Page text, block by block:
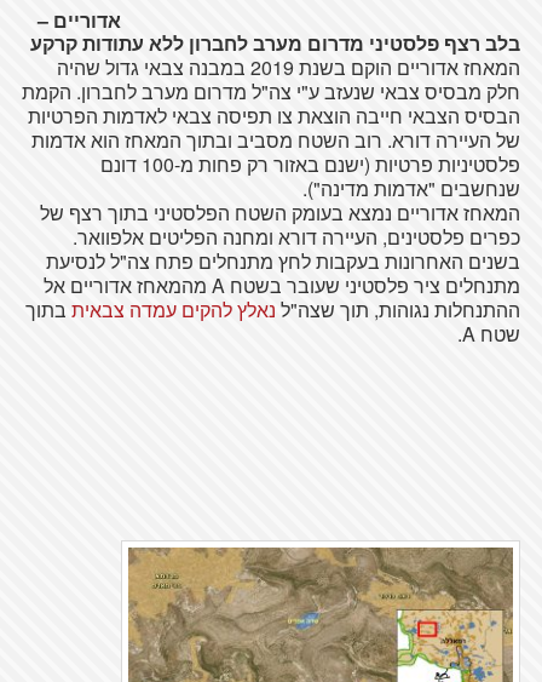
אדוריים –
בלב רצף פלסטיני מדרום מערב לחברון ללא עתודות קרקע
המאחז אדוריים הוקם בשנת 2019 במבנה צבאי גדול שהיה
חלק מבסיס צבאי שנעזב ע"י צה"ל מדרום מערב לחברון. הקמת
הבסיס הצבאי חייבה הוצאת צו תפיסה צבאי לאדמות הפרטיות
של העיירה דורא. רוב השטח מסביב ובתוך המאחז הוא אדמות
פלסטיניות פרטיות (ישנם באזור רק פחות מ-100 דונם
שנחשבים "אדמות מדינה").
המאחז אדוריים נמצא בעומק השטח הפלסטיני בתוך רצף של
כפרים פלסטינים, העיירה דורא ומחנה הפליטים אלפוואר.
בשנים האחרונות בעקבות לחץ מתנחלים פתח צה"ל לנסיעת
מתנחלים ציר פלסטיני שעובר בשטח A מהמאחז אדוריים אל
ההתנחלות נגוהות, תוך שצה"ל נאלץ להקים עמדה צבאיתבתוך
שטח A.